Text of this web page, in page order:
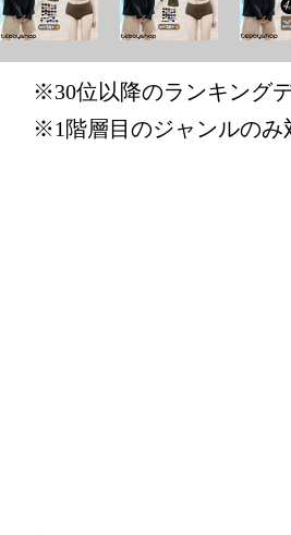
※30位以降のランキング
※1階層目のジャンルのみ